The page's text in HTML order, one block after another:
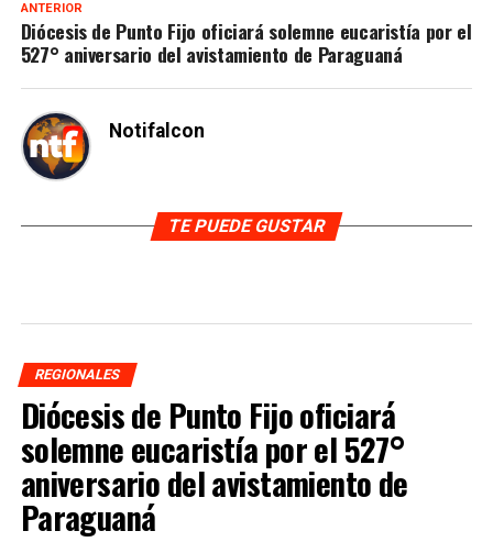
ANTERIOR
Diócesis de Punto Fijo oficiará solemne eucaristía por el
527° aniversario del avistamiento de Paraguaná
Notifalcon
TE PUEDE GUSTAR
REGIONALES
Diócesis de Punto Fijo oficiará
solemne eucaristía por el 527°
aniversario del avistamiento de
Paraguaná